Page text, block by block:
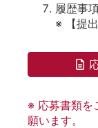
履歴事
※ 【提
※ 応募書類を
願います。